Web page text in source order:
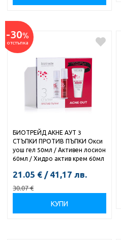
-30%
отстъпка
БИОТРЕЙД АКНЕ АУТ 3
СТЪПКИ ПРОТИВ ПЪПКИ Окси
уош гел 50мл / Активен лосион
60мл / Хидро актив крем 60мл
21.05 € / 41,17 лв.
30.07€
КУПИ